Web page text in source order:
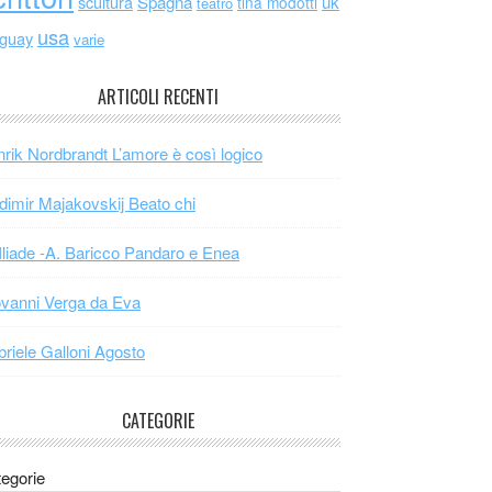
usa varie
ARTICOLI RECENTI
Nordbrandt L’amore è così logico
Majakovskij Beato chi
-A. Baricco Pandaro e Enea
Verga da Eva
Galloni Agosto
CATEGORIE